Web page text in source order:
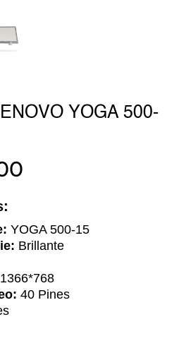
YOGA 500-
YOGA 500-15
Brillante
40 Pines